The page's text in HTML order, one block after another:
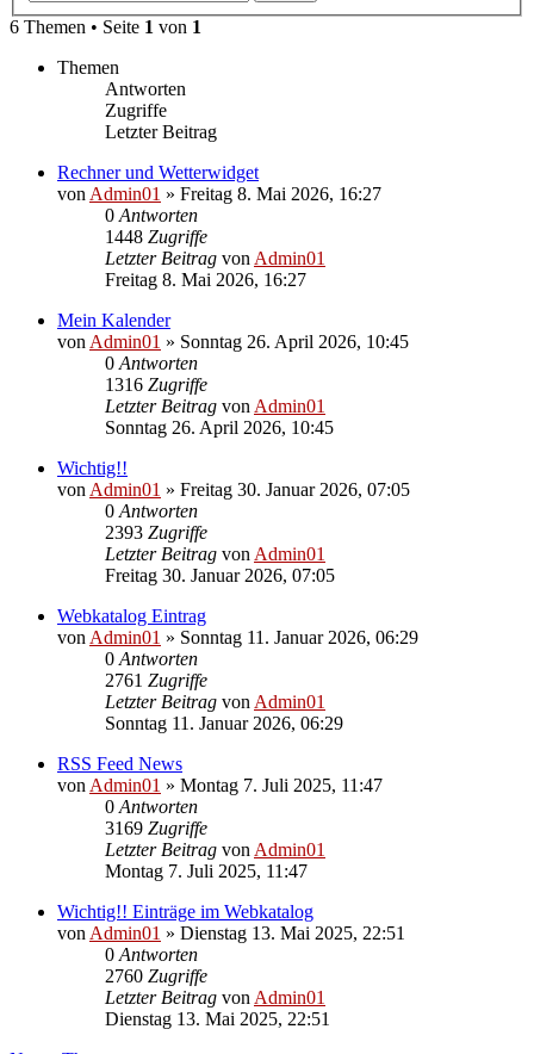
6 Themen • Seite 1 von 1
Themen
Antworten
Zugriffe
Letzter Beitrag
Rechner und Wetterwidget
von Admin01 » Freitag 8. Mai 2026, 16:27
0 Antworten
1448 Zugriffe
Letzter Beitrag von Admin01
Freitag 8. Mai 2026, 16:27
Mein Kalender
von Admin01 » Sonntag 26. April 2026, 10:45
0 Antworten
1316 Zugriffe
Letzter Beitrag von Admin01
Sonntag 26. April 2026, 10:45
Wichtig!!
von Admin01 » Freitag 30. Januar 2026, 07:05
0 Antworten
2393 Zugriffe
Letzter Beitrag von Admin01
Freitag 30. Januar 2026, 07:05
Webkatalog Eintrag
von Admin01 » Sonntag 11. Januar 2026, 06:29
0 Antworten
2761 Zugriffe
Letzter Beitrag von Admin01
Sonntag 11. Januar 2026, 06:29
RSS Feed News
von Admin01 » Montag 7. Juli 2025, 11:47
0 Antworten
3169 Zugriffe
Letzter Beitrag von Admin01
Montag 7. Juli 2025, 11:47
Wichtig!! Einträge im Webkatalog
von Admin01 » Dienstag 13. Mai 2025, 22:51
0 Antworten
2760 Zugriffe
Letzter Beitrag von Admin01
Dienstag 13. Mai 2025, 22:51